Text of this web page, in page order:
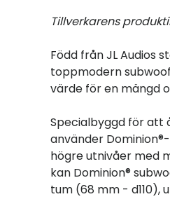
Tillverkarens
Född från JL Audios
toppmodern
värde för en mängd
Specialbyggd för att
använder
högre utnivåer med
kan Dominion®
tum (68 mm - d110),